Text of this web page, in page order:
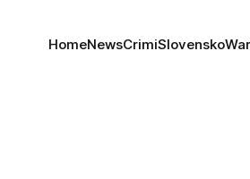
HomeNewsCrimiSlovenskoWar